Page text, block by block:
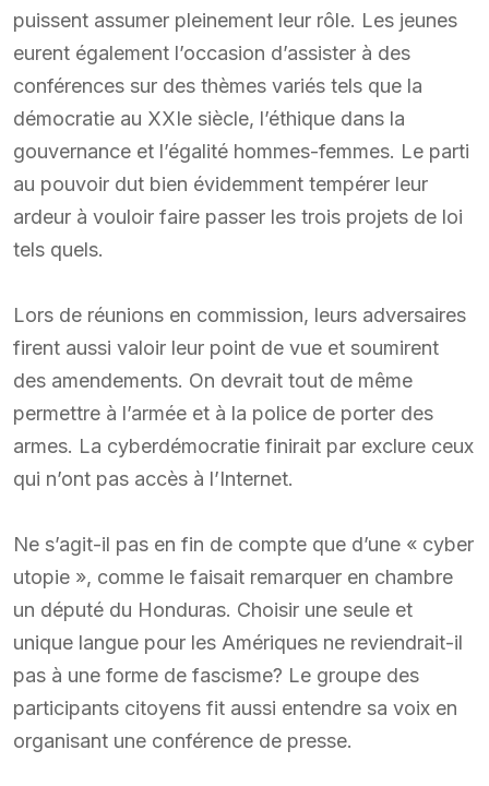
puissent assumer pleinement leur rôle. Les jeunes
eurent également l’occasion d’assister à des
conférences sur des thèmes variés tels que la
démocratie au XXIe siècle, l’éthique dans la
gouvernance et l’égalité hommes-femmes. Le parti
au pouvoir dut bien évidemment tempérer leur
ardeur à vouloir faire passer les trois projets de loi
tels quels.
Lors de réunions en commission, leurs adversaires
firent aussi valoir leur point de vue et soumirent
des amendements. On devrait tout de même
permettre à l’armée et à la police de porter des
armes. La cyberdémocratie finirait par exclure ceux
qui n’ont pas accès à l’Internet.
Ne s’agit-il pas en fin de compte que d’une « cyber
utopie », comme le faisait remarquer en chambre
un député du Honduras. Choisir une seule et
unique langue pour les Amériques ne reviendrait-il
pas à une forme de fascisme? Le groupe des
participants citoyens fit aussi entendre sa voix en
organisant une conférence de presse.